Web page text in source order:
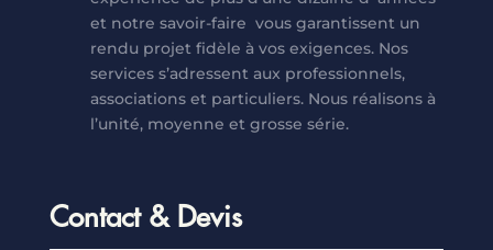
et notre savoir-faire vous garantissent un
rendu projet fidèle à vos exigences. Nos
services s’adressent aux professionnels,
associations et particuliers. Nous réalisons à
l’unité, moyenne et grosse série.
Contact & Devis